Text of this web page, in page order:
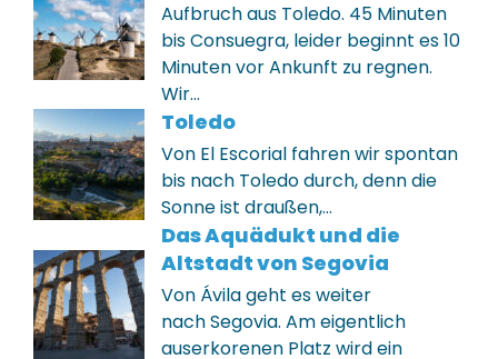
Aufbruch aus Toledo. 45 Minuten
bis Consuegra, leider beginnt es 10
Minuten vor Ankunft zu regnen.
Wir…
Toledo
Von El Escorial fahren wir spontan
bis nach Toledo durch, denn die
Sonne ist draußen,…
Das Aquädukt und die
Altstadt von Segovia
Von Ávila geht es weiter
nach Segovia. Am eigentlich
auserkorenen Platz wird ein